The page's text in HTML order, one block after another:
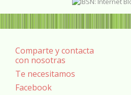
Comparte y contacta
con nosotras
Te necesitamos
Facebook